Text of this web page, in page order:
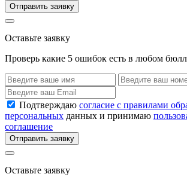
Отправить заявку
Оставьте заявку
Проверь какие 5 ошибок есть в любом
Подтверждаю согласие с правилами
персональных данных и принимаю
соглашение
Отправить заявку
Оставьте заявку